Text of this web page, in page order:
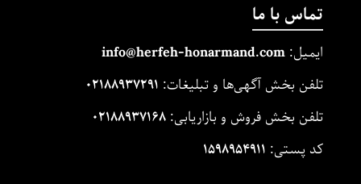
تماس با ما
ایمیل: info@herfeh-honarmand.com
تلفن بخش آگهی‌ها و تبلیغات: ۰۲۱۸۸۹۳۷۲۹۱
تلفن بخش فروش و بازاریابی: ۰۲۱۸۸۹۳۷۱۶۸
کد پستی: ۱۵۹۸۹۵۴۹۱۱